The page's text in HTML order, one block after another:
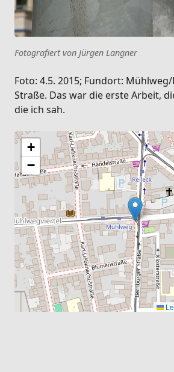
Fotografiert von Jürgen Langner
Foto: 4.5. 2015; Fundort:
Straße. Das war die erste Arbeit,
die ich sah.
+
−